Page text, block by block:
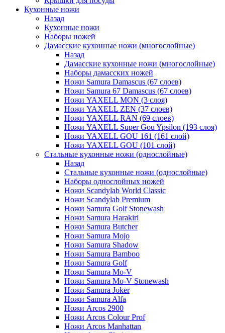
Кухонные ножи
Назад
Кухонные ножи
Наборы ножей
Дамасские кухонные ножи (многослойные)
Назад
Дамасские кухонные ножи (многослойные)
Наборы дамасских ножей
Ножи Samura Damascus (67 слоев)
Ножи Samura 67 Damascus (67 слоев)
Ножи YAXELL MON (3 слоя)
Ножи YAXELL ZEN (37 слоев)
Ножи YAXELL RAN (69 слоев)
Ножи YAXELL Super Gou Ypsilon (193 слоя)
Ножи YAXELL GOU 161 (161 слой)
Ножи YAXELL GOU (101 слой)
Стальные кухонные ножи (однослойные)
Назад
Стальные кухонные ножи (однослойные)
Наборы однослойных ножей
Ножи Scandylab World Classic
Ножи Scandylab Premium
Ножи Samura Golf Stonewash
Ножи Samura Harakiri
Ножи Samura Butcher
Ножи Samura Mojo
Ножи Samura Shadow
Ножи Samura Bamboo
Ножи Samura Golf
Ножи Samura Mo-V
Ножи Samura Mo-V Stonewash
Ножи Samura Joker
Ножи Samura Alfa
Ножи Arcos 2900
Ножи Arcos Colour Prof
Ножи Arcos Manhattan